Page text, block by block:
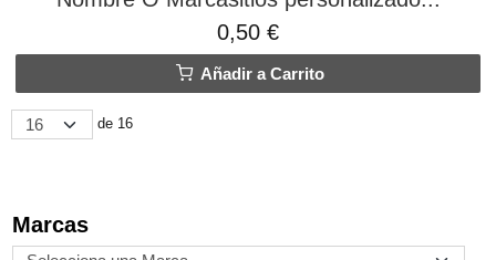
Marcas
0,50 €
Añadir a Carrito
de 16